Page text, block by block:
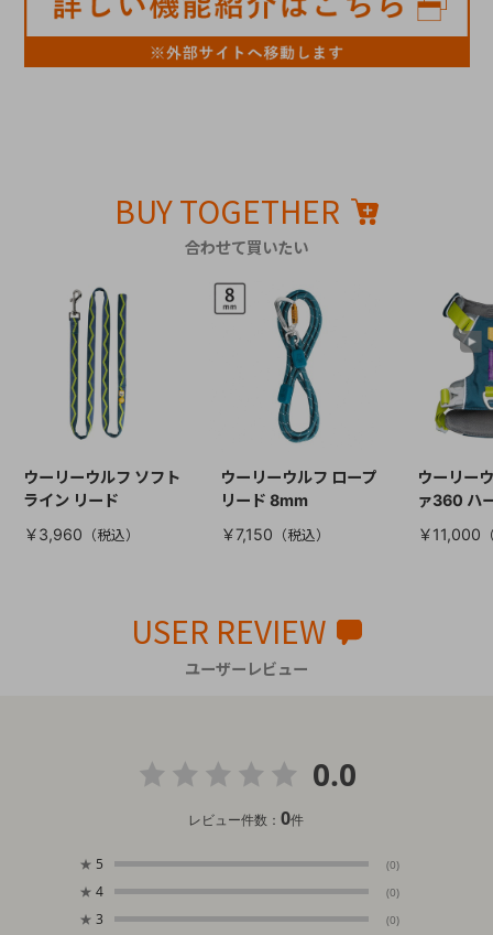
BUY TOGETHER
合わせて買いたい
ウーリーウルフ ソフト
ライン リード
￥3,960
ウーリーウルフ ロープ
リード 8mm
￥7,150
ウーリー
ァ360 ハ
￥11,000
USER REVIEW
ユーザーレビュー
0.0
レビュー件数：0件
★ 5 (0)
★ 4 (0)
★ 3 (0)